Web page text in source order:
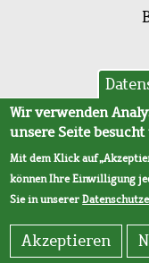
Wir verwenden
unsere Seite
Mit dem Klick auf
können Ihre Einwilligung
Sie in unserer
Akzeptieren